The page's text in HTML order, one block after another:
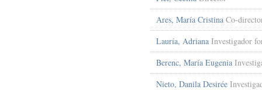
Ares, María Cristina Co-
Lauría, Adriana Investigador
Berenc, María Eugenia
Nieto, Danila Desirée